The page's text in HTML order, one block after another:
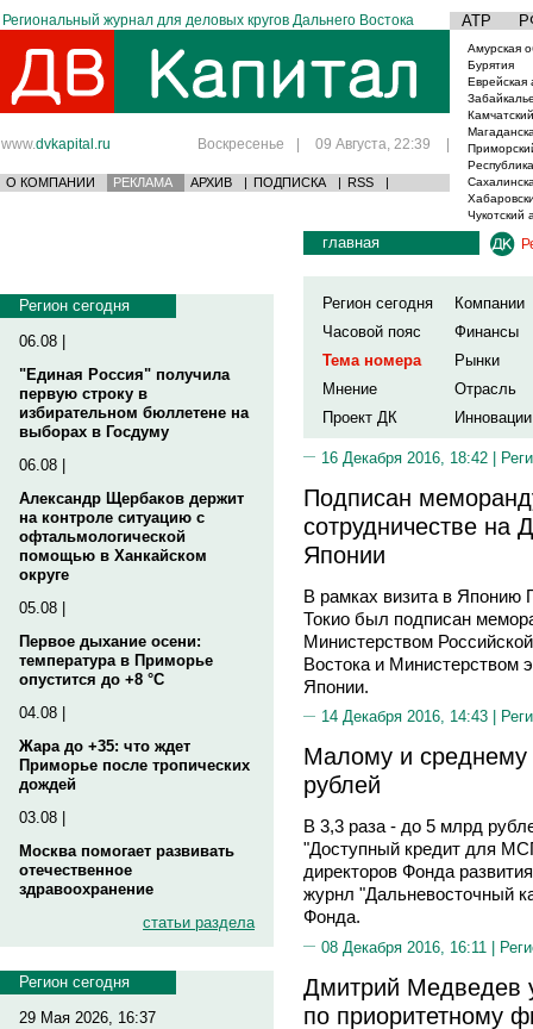
Региональный журнал для деловых кругов Дальнего Востока АТР
www.dvkapital.ru Воскресенье | 09 Августа, 22:39 |
О КОМПАНИИ РЕКЛАМА АРХИВ | ПОДПИСКА | RSS |
Амурская
Бурятия
Еврейская
Чукотский
Регион сегодня
06.08 |
"Единая Россия" получила
первую строку в
избирательном бюллетене на
выборах в Госдуму
06.08 |
Александр Щербаков держит
на контроле ситуацию с
офтальмологической
помощью в Ханкайском
округе
05.08 |
Первое дыхание осени:
температура в Приморье
опустится до +8 °C
04.08 |
Жара до +35: что ждет
Приморье после тропических
дождей
03.08 |
Москва помогает развивать
отечественное
здравоохранение
статьи раздела
Регион сегодня
29 Мая 2026, 16:37
главная
Регион сегодня
Компании
Часовой пояс
Финансы
Тема номера
Рынки
Мнение
Отрасль
Проект ДК
Инновации
16 Декабря 2016, 18:42 |
Подписан
сотрудничестве на
Японии
В рамках визита в Японию
Токио был подписан
Министерством
Востока и Министерством
Японии.
14 Декабря 2016, 14:43 |
Малому и среднему
рублей
В 3,3 раза - до 5 млрд
"Доступный кредит для
директоров Фонда
журнл "Дальневосточный
Фонда.
08 Декабря 2016, 16:11 |
Дмитрий Медведев
по приоритетному